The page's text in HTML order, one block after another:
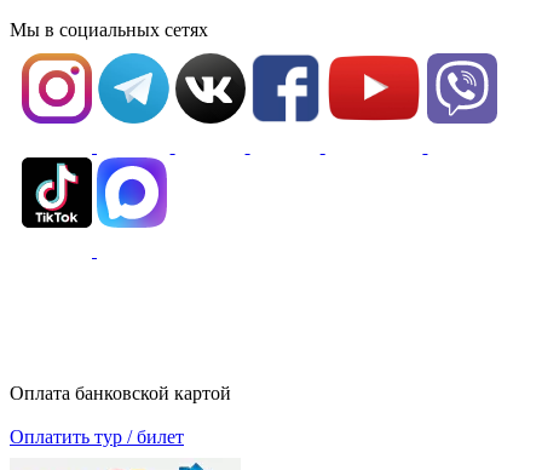
Мы в социальных сетях
Оплата банковской картой
Оплатить тур / билет